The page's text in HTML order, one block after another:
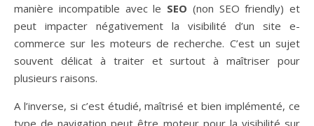
manière incompatible avec le SEO (non SEO friendly) et
peut impacter négativement la visibilité d’un site e-
commerce sur les moteurs de recherche. C’est un sujet
souvent délicat à traiter et surtout à maîtriser pour
plusieurs raisons.
A l’inverse, si c’est étudié, maîtrisé et bien implémenté, ce
type de navigation peut être moteur pour la visibilité sur